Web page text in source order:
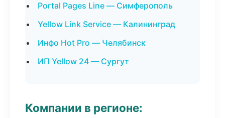
Portal Pages Line — Симферополь
Yellow Link Service — Калининград
Инфо Hot Pro — Челябинск
ИП Yellow 24 — Сургут
Компании в регионе: